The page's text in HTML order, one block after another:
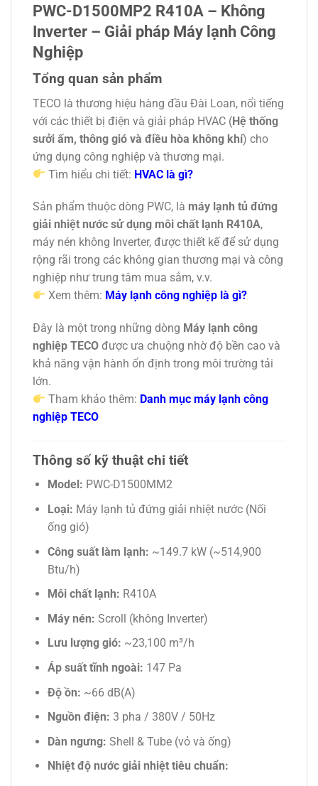
PWC-D1500MP2 R410A – Không
Inverter – Giải pháp Máy lạnh Công
Nghiệp
Tổng quan sản phẩm
TECO là thương hiệu hàng đầu Đài Loan, nổi tiếng
với các thiết bị điện và giải pháp HVAC (Hệ thống
sưởi ấm, thông gió và điều hòa không khí) cho
ứng dụng công nghiệp và thương mại.
Tìm hiểu chi tiết: HVAC là gì?
Sản phẩm thuộc dòng PWC, là máy lạnh tủ đứng
giải nhiệt nước sử dụng môi chất lạnh R410A,
máy nén không Inverter, được thiết kế để sử dụng
rộng rãi trong các không gian thương mại và công
nghiệp như trung tâm mua sắm, v.v.
Xem thêm: Máy lạnh công nghiệp là gì?
Đây là một trong những dòng Máy lạnh công
nghiệp TECO được ưa chuộng nhờ độ bền cao và
khả năng vận hành ổn định trong môi trường tải
lớn.
Tham khảo thêm: Danh mục máy lạnh công
nghiệp TECO
Thông số kỹ thuật chi tiết
Model: PWC-D1500MM2
Loại: Máy lạnh tủ đứng giải nhiệt nước (Nối
ống gió)
Công suất làm lạnh: ~149.7 kW (~514,900
Btu/h)
Môi chất lạnh: R410A
Máy nén: Scroll (không Inverter)
Lưu lượng gió: ~23,100 m³/h
Áp suất tĩnh ngoài: 147 Pa
Độ ồn: ~66 dB(A)
Nguồn điện: 3 pha / 380V / 50Hz
Dàn ngưng: Shell & Tube (vỏ và ống)
Nhiệt độ nước giải nhiệt tiêu chuẩn: